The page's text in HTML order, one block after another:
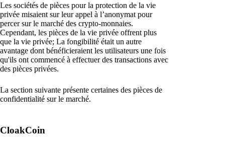
Les sociétés de pièces pour la protection de la vie
privée misaient sur leur appel à l’anonymat pour
percer sur le marché des crypto-monnaies.
Cependant, les pièces de la vie privée offrent plus
que la vie privée; La fongibilité était un autre
avantage dont bénéficieraient les utilisateurs une fois
qu'ils ont commencé à effectuer des transactions avec
des pièces privées.
La section suivante présente certaines des pièces de
confidentialité sur le marché.
CloakCoin